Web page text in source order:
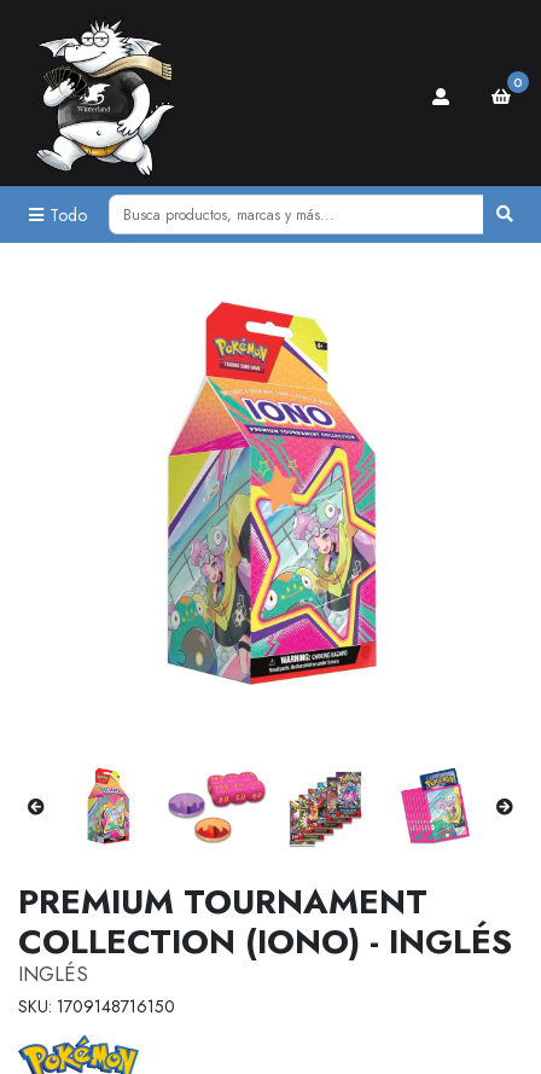
Todo
0
PREMIUM TOURNAMENT
COLLECTION (IONO) - INGLÉS
INGLÉS
SKU: 1709148716150